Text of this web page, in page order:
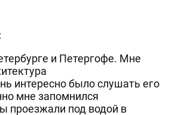
и Петергофе. Мне
интересно было слушать его
мне запомнился
проезжали под водой в